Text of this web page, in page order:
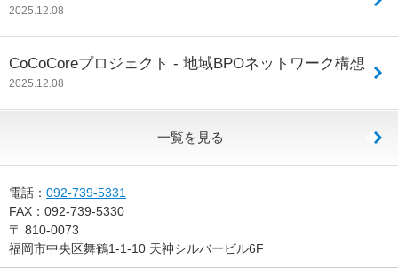
2025.12.08
CoCoCoreプロジェクト - 地域BPOネットワーク構想
2025.12.08
一覧を見る
電話： 092-739-5331
FAX： 092-739-5330
〒 810-0073
福岡市中央区舞鶴1-1-10 天神シルバービル6F